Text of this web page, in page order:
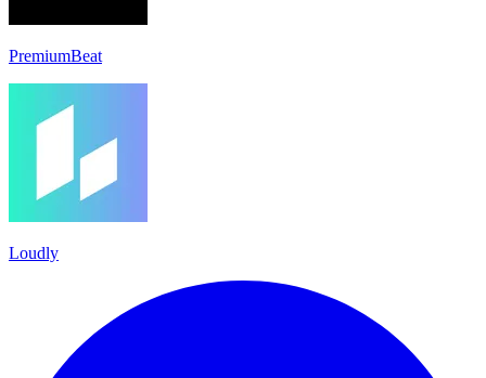
PremiumBeat
Loudly